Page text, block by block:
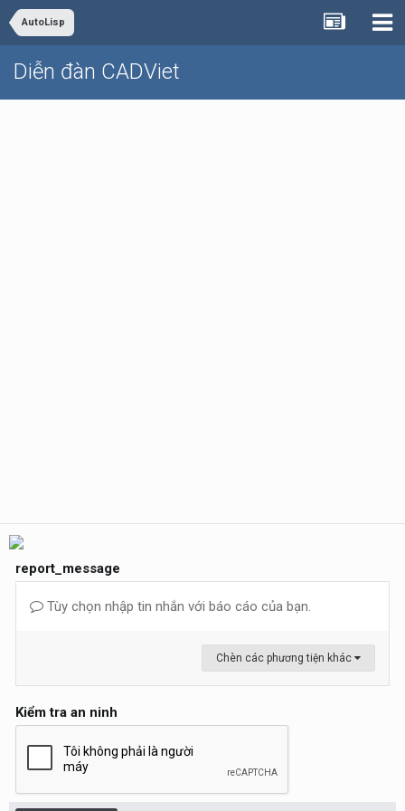
AutoLisp
Diễn đàn CADViet
report_message
Tùy chọn nhập tin nhắn với báo cáo của bạn.
Chèn các phương tiện khác
Kiểm tra an ninh